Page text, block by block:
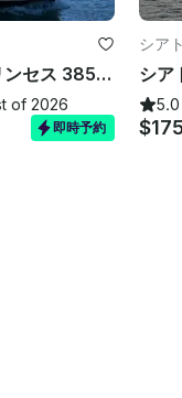
ヴィンテージバイキングプリンセス 385 チャーター用ヨット
of 2026
即時予約
シア
5.0